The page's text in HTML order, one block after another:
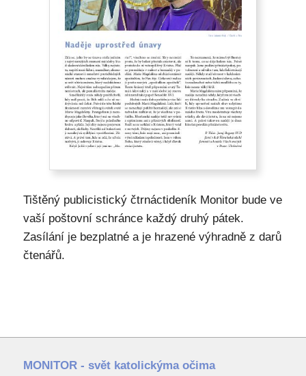
Tištěný publicistický čtrnáctideník Monitor bude ve
vaší poštovní schránce každý druhý pátek.
Zasílání je bezplatné a je hrazené výhradně z darů
čtenářů.
MONITOR - svět katolickýma očima